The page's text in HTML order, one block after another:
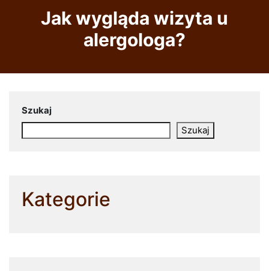
Jak wygląda wizyta u
alergologa?
Szukaj
Szukaj
Kategorie